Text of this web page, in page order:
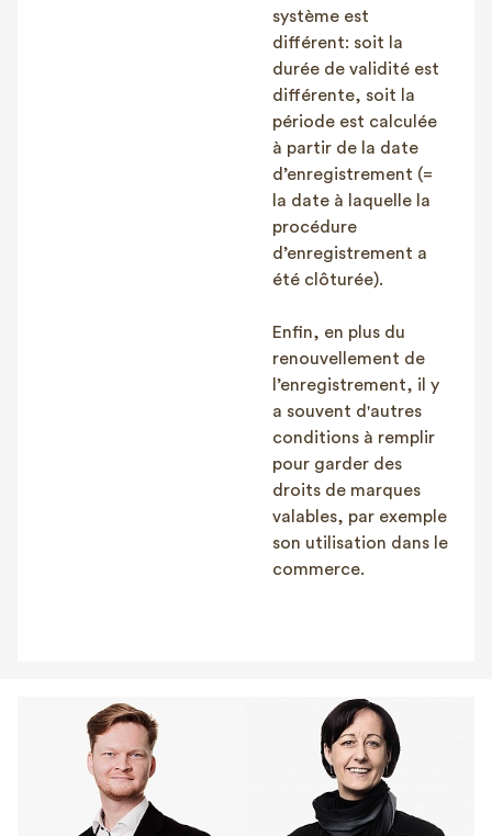
système est
différent: soit la
durée de validité est
différente, soit la
période est calculée
à partir de la date
d’enregistrement (=
la date à laquelle la
procédure
d’enregistrement a
été clôturée).
Enfin, en plus du
renouvellement de
l’enregistrement, il y
a souvent d'autres
conditions à remplir
pour garder des
droits de marques
valables, par exemple
son utilisation dans le
commerce.